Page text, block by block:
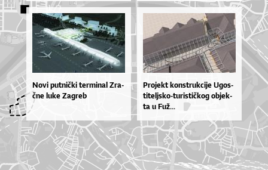
No­vi put­ni­čki ter­mi­nal Zra­
čne lu­ke Za­greb
Pro­je­kt kon­str­uk­ci­je Ugos­
ti­tel­jsko­-tu­ris­ti­čkog objek­
ta u Fuž...